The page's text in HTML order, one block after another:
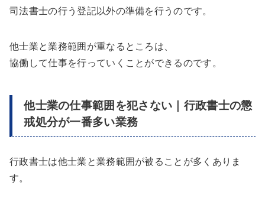
司法書士の行う登記以外の準備を行うのです。
他士業と業務範囲が重なるところは、
協働して仕事を行っていくことができるのです。
他士業の仕事範囲を犯さない｜行政書士の懲
戒処分が一番多い業務
行政書士は他士業と業務範囲が被ることが多くありま
す。